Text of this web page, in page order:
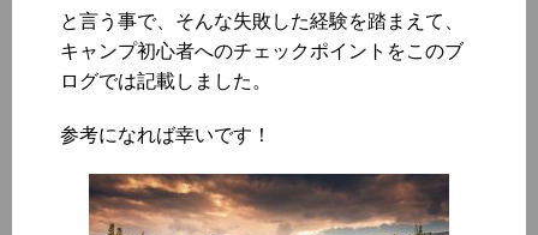
と言う事で、そんな失敗した経験を踏まえて、
キャンプ初心者へのチェックポイントをこのブ
ログでは記載しました。
参考になれば幸いです！